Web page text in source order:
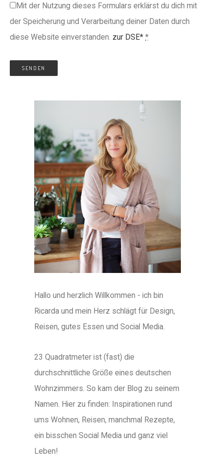
Mit der Nutzung dieses Formulars erklärst du dich mit
der Speicherung und Verarbeitung deiner Daten durch
diese Website einverstanden. zur DSE* *
Hallo und herzlich Willkommen - ich bin
Ricarda und mein Herz schlägt für Design,
Reisen, gutes Essen und Social Media.
23 Quadratmeter ist (fast) die
durchschnittliche Größe eines deutschen
Wohnzimmers. So kam der Blog zu seinem
Namen. Hier zu finden: Inspirationen rund
ums Wohnen, Reisen, manchmal Rezepte,
ein bisschen Social Media und ganz viel
Leben!